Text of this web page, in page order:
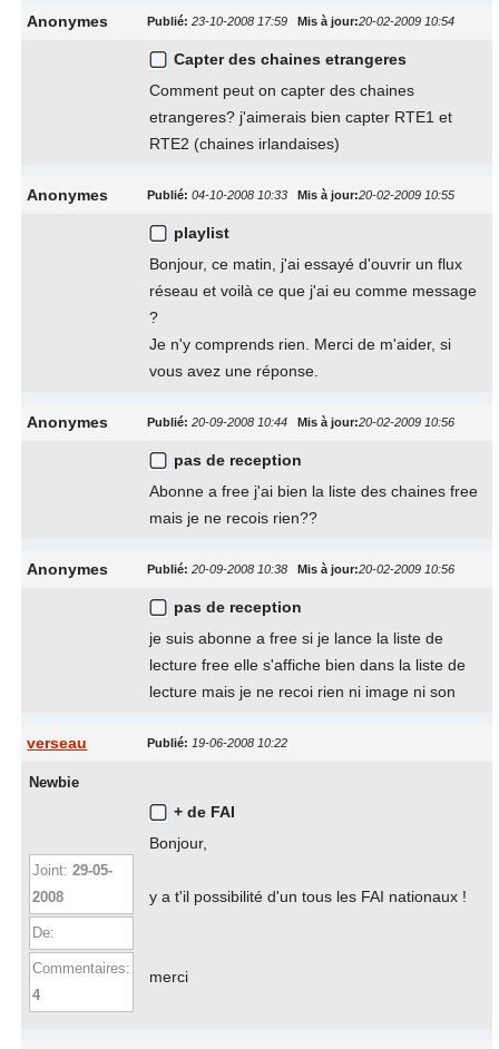
Anonymes Publié: 23-10-2008 17:59Mis à jour:20-02-2009 10:54
Capter des chaines etrangeres
Comment peut on capter des chaines
etrangeres? j'aimerais bien capter RTE1 et
RTE2 (chaines irlandaises)
Anonymes Publié: 04-10-2008 10:33Mis à jour:20-02-2009 10:55
playlist
Bonjour, ce matin, j'ai essayé d'ouvrir un flux
réseau et voilà ce que j'ai eu comme message
?
Je n'y comprends rien. Merci de m'aider, si
vous avez une réponse.
Anonymes Publié: 20-09-2008 10:44Mis à jour:20-02-2009 10:56
pas de reception
Abonne a free j'ai bien la liste des chaines free
mais je ne recois rien??
Anonymes Publié: 20-09-2008 10:38Mis à jour:20-02-2009 10:56
pas de reception
je suis abonne a free si je lance la liste de
lecture free elle s'affiche bien dans la liste de
lecture mais je ne recoi rien ni image ni son
verseau Publié: 19-06-2008 10:22
Newbie
Joint: 29-05-
2008
De:
Commentaires:
4
+ de FAI
Bonjour,
y a t'il possibilité d'un tous les FAI nationaux !
merci